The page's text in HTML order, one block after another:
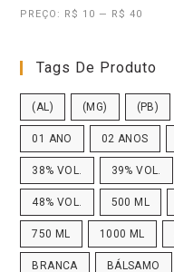
PREÇO: R$ 10 — R$ 40
Tags De Produto
(AL) (MG) (PB)
01 ANO 02 ANOS
38% VOL. 39% VOL.
48% VOL. 500 ML
750 ML 1000 ML
BRANCA BÁLSAMO